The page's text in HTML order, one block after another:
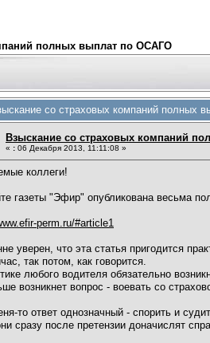
полных выплат по ОСАГО
со страховых компаний полных
Взыскание со страховых компаний
« : 06 Декабря 2013, 11:11:08 »
коллеги!
газеты "Эфир" опубликована весьма
perm.ru/#article1
уверен, что эта статья пригодится
так потом, как говорится.
любого водителя обязательно
возникнет вопрос - воевать со
то ответ однозначный - спорить и
сразу после претензии доначислят